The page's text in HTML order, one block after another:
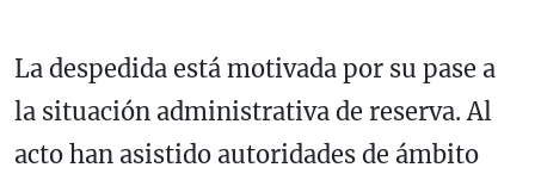
La despedida está motivada por su pase a
la situación administrativa de reserva. Al
acto han asistido autoridades de ámbito